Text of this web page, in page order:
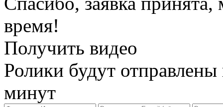
время!
Получить видео
Ролики будут
минут